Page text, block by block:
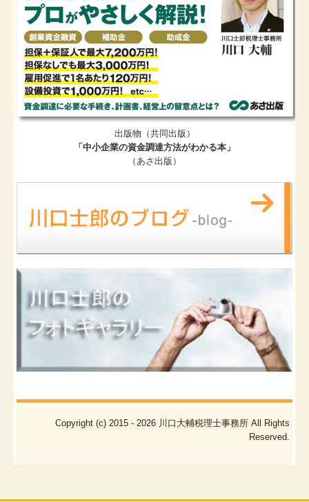
出版物（共同出版）
「中小企業の資金調達方法がわかる本」
（あさ出版）
Copyright (c) 2015 - 2026 川口大輔税理士事務所 All Rights
Reserved.